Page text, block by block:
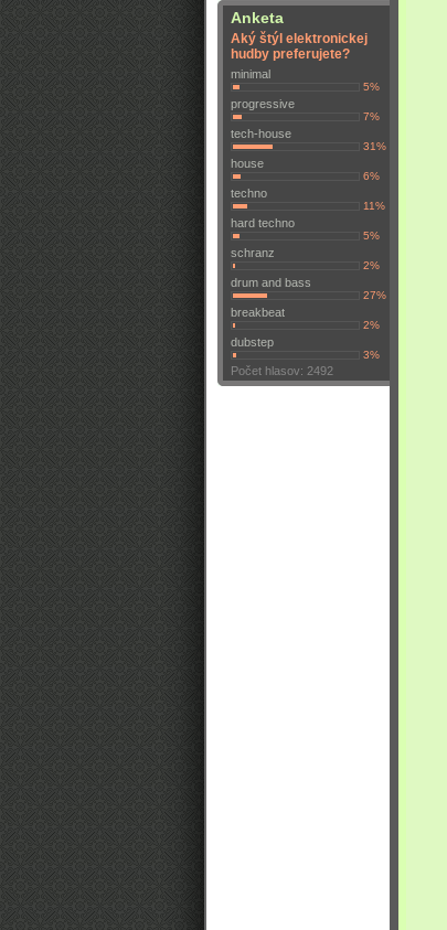
Anketa
Aký štýl elektronickej
hudby preferujete?
minimal
5%
progressive
7%
tech-house
31%
house
6%
techno
11%
hard techno
5%
schranz
2%
drum and bass
27%
breakbeat
2%
dubstep
3%
Počet hlasov: 2492